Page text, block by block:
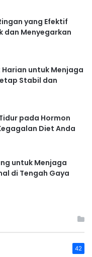
yang Efektif
dan Menyegarkan
untuk Menjaga
Stabil dan
pada Hormon
Diet Anda
untuk Menjaga
di Tengah Gaya
42